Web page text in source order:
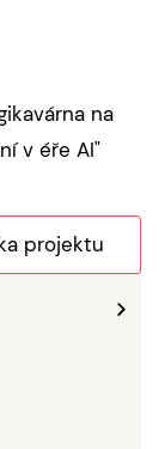
na
v éře AI"
projektu